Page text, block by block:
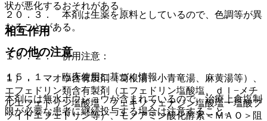
２０．３． 本剤は生薬を原料としているので、色調等が異
なることがある。
その他の注意
１５．１． 臨床使用に基づく情報
本剤には無水ボウショウが含まれているので、治療上食塩制
限が必要な患者に継続投与する場合は注意すること。
状が悪化するおそれがある。
相互作用
１０．２． 併用注意：
１）． マオウ含有製剤（葛根湯、小青竜湯、麻黄湯等）、
エフェドリン類含有製剤（エフェドリン塩酸塩、ｄｌ−メチ
ルエフェドリン塩酸塩、フェキソフェナジン塩酸塩・塩酸プ
ソイドエフェドリン等）、モノアミン酸化酵素＜ＭＡＯ＞阻